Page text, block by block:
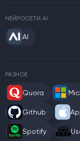
НЕЙРОСЕТИ AI
AI
РАЗНОЕ
Quora
Github
Spotify